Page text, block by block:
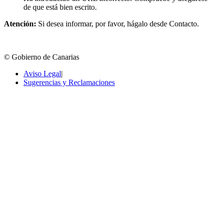
de que está bien escrito.
Atención: Si desea informar, por favor, hágalo desde Contacto.
© Gobierno de Canarias
Aviso Legal|
Sugerencias y Reclamaciones